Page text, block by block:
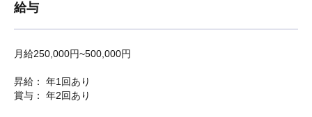
給与
月給250,000円~500,000円
昇給： 年1回あり
賞与： 年2回あり